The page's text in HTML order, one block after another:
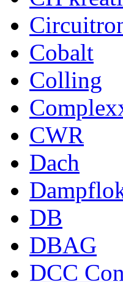
Cobalt
Colling
CWR
Dach
DB
DBAG
DCC